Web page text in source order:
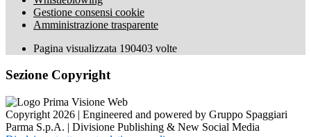
Gestione consensi cookie
Amministrazione trasparente
Pagina visualizzata 190403 volte
Sezione Copyright
Copyright 2026 | Engineered and powered by Gruppo Spaggiari
Parma S.p.A. | Divisione Publishing & New Social Media